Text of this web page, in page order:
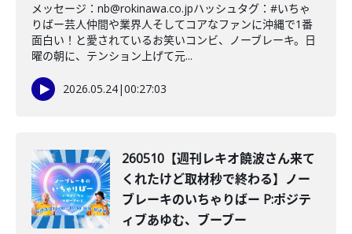
メッセージ：nb@rokinawa.co.jpハッシュタグ：#いちゃ
りばー芸人仲間や業界人そしてコアなファンに沖縄で1番
面白い！と愛されているお笑いコンビ、ノーブレーキ。日
曜の朝に、テンション上げて元...
2026.05.24|00:27:03
260510【週刊レキオ饒波さん来て
くれたけど取材秒で終わる】ノー
ブレーキのいちゃりばー P:ポジテ
ィブあゆむ、ブーブー